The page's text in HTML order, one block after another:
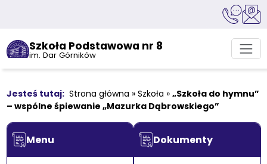
Szkoła Podstawowa nr 8
im. Dar Górników
Strona główna » Szkoła » „Szkoła do hymnu”
– wspólne śpiewanie „Mazurka Dąbrowskiego”
Menu Dokumenty